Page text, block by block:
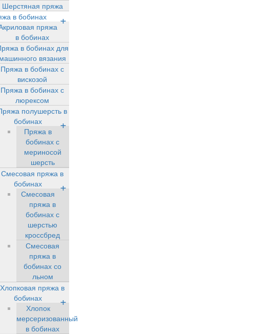
Шерстяная пряжа
в бобинах
+
пряжа
в бобинах
в бобинах для
машинного вязания
Пряжа в бобинах с
вискозой
Пряжа в бобинах с
люрексом
полушерсть в
бобинах
+
Пряжа в
бобинах с
мериносой
шерсть
Смесовая пряжа в
бобинах
+
Смесовая
пряжа в
бобинах с
шерстью
кроссбред
Смесовая
пряжа в
бобинах со
льном
Хлопковая пряжа в
бобинах
+
Хлопок
мерсеризованный
в бобинах